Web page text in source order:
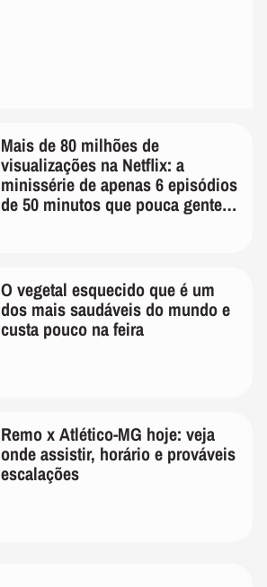
Mais de 80 milhões de
visualizações na Netflix: a
minissérie de apenas 6 episódios
de 50 minutos que pouca gente
O vegetal esquecido que é um
dos mais saudáveis do mundo e
custa pouco na feira
Remo x Atlético-MG hoje: veja
onde assistir, horário e prováveis
escalações